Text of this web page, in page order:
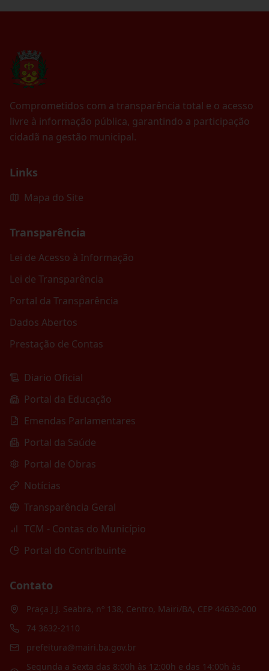
Comprometidos com a transparência total e o acesso
livre à informação pública, garantindo a participação
cidadã na gestão municipal.
Links
Mapa do Site
Transparência
Lei de Acesso à Informação
Lei de Transparência
Portal da Transparência
Dados Abertos
Prestação de Contas
Diario Oficial
Portal da Educação
Emendas Parlamentares
Portal da Saúde
Portal de Obras
Notícias
Transparência Geral
TCM - Contas do Município
Portal do Contribuinte
Contato
Praça J.J. Seabra, nº 138, Centro, Mairi/BA, CEP 44630-000
74 3632-2110
prefeitura@mairi.ba.gov.br
Segunda a Sexta das 8:00h às 12:00h e das 14:00h às